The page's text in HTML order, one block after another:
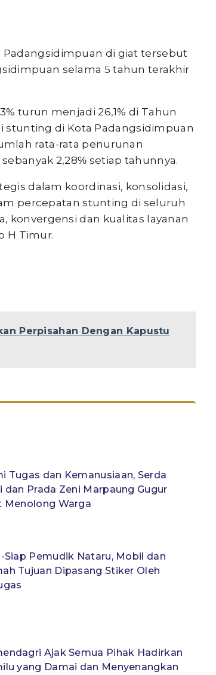
Padangsidimpuan di giat tersebut
selama 5 tahun terakhir
turun menjadi 26,1% di Tahun
stunting di Kota Padangsidimpuan
rata-rata penurunan
2,28℅ setiap tahunnya.
dalam koordinasi, konsolidasi,
percepatan stunting di seluruh
konvergensi dan kualitas layanan
H Timur.
Perpisahan Dengan Kapustu
Tugas dan Kemanusiaan, Serda
dan Prada Zeni Marpaung Gugur
Menolong Warga
Siap Pemudik Nataru, Mobil dan
Tujuan Dipasang Stiker Oleh
Ajak Semua Pihak Hadirkan
yang Damai dan Menyenangkan